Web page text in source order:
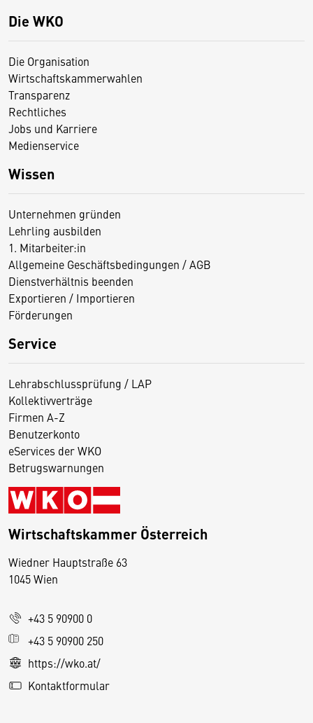
Die WKO
Die Organisation
Wirtschaftskammerwahlen
Transparenz
Rechtliches
Jobs und Karriere
Medienservice
Wissen
Unternehmen gründen
Lehrling ausbilden
1. Mitarbeiter:in
Allgemeine Geschäftsbedingungen / AGB
Dienstverhältnis beenden
Exportieren / Importieren
Förderungen
Service
Lehrabschlussprüfung / LAP
Kollektivverträge
Firmen A-Z
Benutzerkonto
eServices der WKO
Betrugswarnungen
Wirtschaftskammer Österreich
Wiedner Hauptstraße 63
1045 Wien
+43 5 90900 0
+43 5 90900 250
https://wko.at/
Kontaktformular
D
s
e
S
e